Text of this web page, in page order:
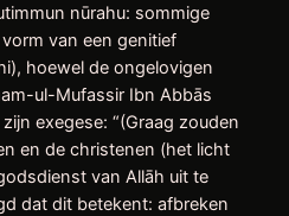
nūrahu: sommige
van een genitief
hoewel de ongelovigen
ul-Mufassir Ibn Abbās
exegese: “(Graag zouden
en de christenen (het licht
van Allāh uit te
dat dit betekent: afbreken